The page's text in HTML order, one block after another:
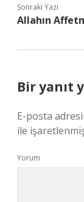
Sonraki Yazı
Allahın
Bir yanıt
E-posta
ile
Yorum